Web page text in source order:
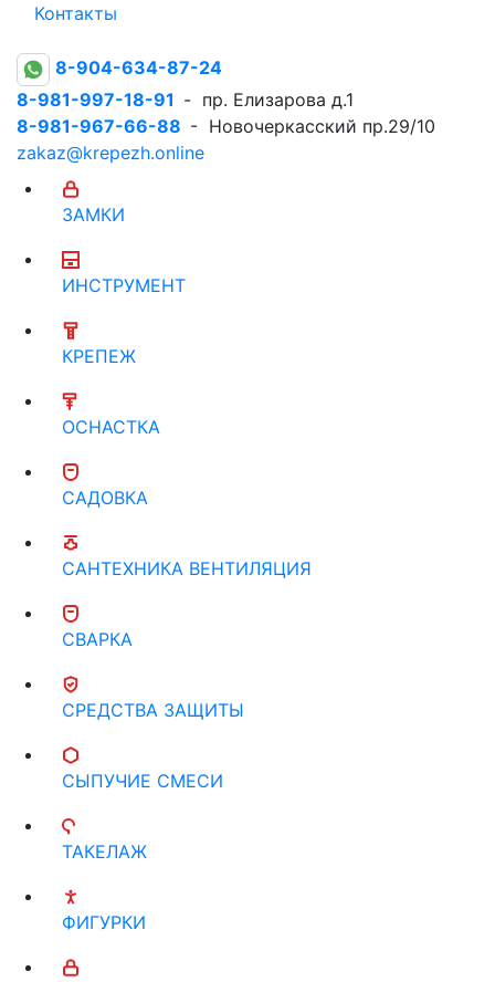
Контакты
8-904-634-87-24
8-981-997-18-91 - пр. Елизарова д.1
8-981-967-66-88 - Новочеркасский пр.29/10
zakaz@krepezh.online
ЗАМКИ
ИНСТРУМЕНТ
КРЕПЕЖ
ОСНАСТКА
САДОВКА
САНТЕХНИКА ВЕНТИЛЯЦИЯ
СВАРКА
СРЕДСТВА ЗАЩИТЫ
СЫПУЧИЕ СМЕСИ
ТАКЕЛАЖ
ФИГУРКИ